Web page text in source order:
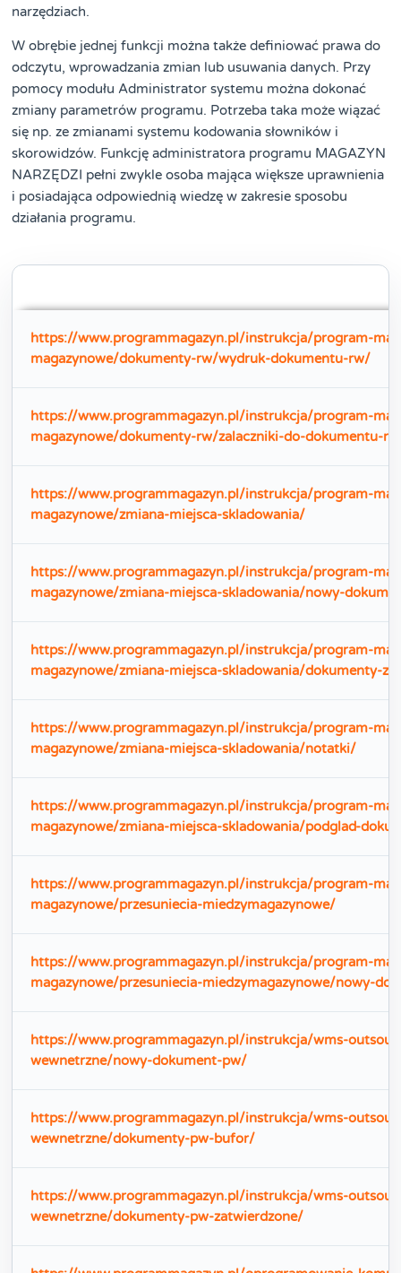
narzędziach.
W obrębie jednej funkcji można także definiować prawa do
odczytu, wprowadzania zmian lub usuwania danych. Przy
pomocy modułu Administrator systemu można dokonać
zmiany parametrów programu. Potrzeba taka może wiązać
się np. ze zmianami systemu kodowania słowników i
skorowidzów. Funkcję administratora programu MAGAZYN
NARZĘDZI pełni zwykle osoba mająca większe uprawnienia
i posiadająca odpowiednią wiedzę w zakresie sposobu
działania programu.
https://www.programmagazyn.pl/instrukcja/program-
magazynowe/dokumenty-rw/wydruk-dokumentu-rw/
https://www.programmagazyn.pl/instrukcja/program-
magazynowe/dokumenty-rw/zalaczniki-do-dokumentu-
https://www.programmagazyn.pl/instrukcja/program-
magazynowe/zmiana-miejsca-skladowania/
https://www.programmagazyn.pl/instrukcja/program-
magazynowe/zmiana-miejsca-skladowania/nowy-
https://www.programmagazyn.pl/instrukcja/program-
magazynowe/zmiana-miejsca-skladowania/dokumenty-
https://www.programmagazyn.pl/instrukcja/program-
magazynowe/zmiana-miejsca-skladowania/notatki/
https://www.programmagazyn.pl/instrukcja/program-
magazynowe/zmiana-miejsca-skladowania/podglad-
https://www.programmagazyn.pl/instrukcja/program-
magazynowe/przesuniecia-miedzymagazynowe/
https://www.programmagazyn.pl/instrukcja/program-
magazynowe/przesuniecia-miedzymagazynowe/nowy-
https://www.programmagazyn.pl/instrukcja/wms-
wewnetrzne/nowy-dokument-pw/
https://www.programmagazyn.pl/instrukcja/wms-
wewnetrzne/dokumenty-pw-bufor/
https://www.programmagazyn.pl/instrukcja/wms-
wewnetrzne/dokumenty-pw-zatwierdzone/